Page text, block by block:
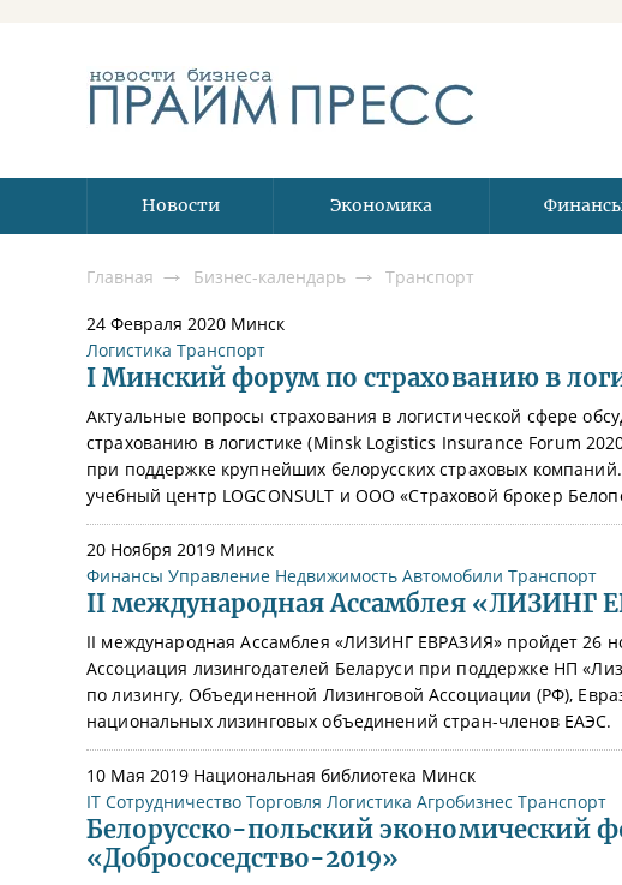
Новости Экономика
Главная Бизнес-календарь Транспорт
24 Февраля 2020 Минск
Логистика Транспорт
I Минский форум по страхованию в
Актуальные вопросы страхования в логистической сфере
страхованию в логистике (Minsk Logistics Insurance Forum
при поддержке крупнейших белорусских страховых
учебный центр LOGCONSULT и ООО «Страховой брокер
20 Ноября 2019 Минск
Финансы Управление Недвижимость Автомобили Транспорт
II международная Ассамблея «ЛИЗИНГ
II международная Ассамблея «ЛИЗИНГ ЕВРАЗИЯ» пройдет 26
Ассоциация лизингодателей Беларуси при поддержке НП
по лизингу, Объединенной Лизинговой Ассоциации (РФ),
национальных лизинговых объединений стран-членов ЕАЭС.
10 Мая 2019 Национальная библиотека Минск
IT Сотрудничество Торговля Логистика Агробизнес Транспорт
Белорусско-польский экономический
«Добрососедство-2019»